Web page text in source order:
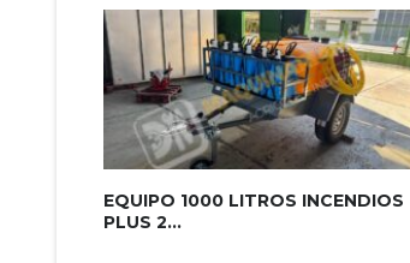
EQUIPO 1000 LITROS INCENDIOS
PLUS 2...